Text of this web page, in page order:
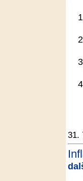
31.